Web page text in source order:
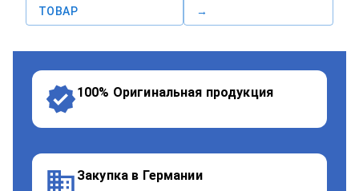
ТОВАР
→
100% Оригинальная продукция
Закупка в Германии